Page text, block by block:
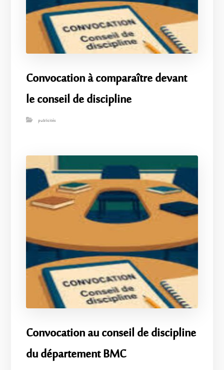
Convocation à comparaître devant
le conseil de discipline
publicités
Convocation au conseil de discipline
du département BMC